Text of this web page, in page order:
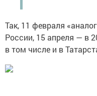
Так, 11 февраля
России, 15 апреля — в
в том числе и в